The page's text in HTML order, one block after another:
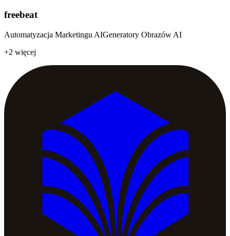
freebeat
Automatyzacja Marketingu AIGeneratory Obrazów AI
+2 więcej